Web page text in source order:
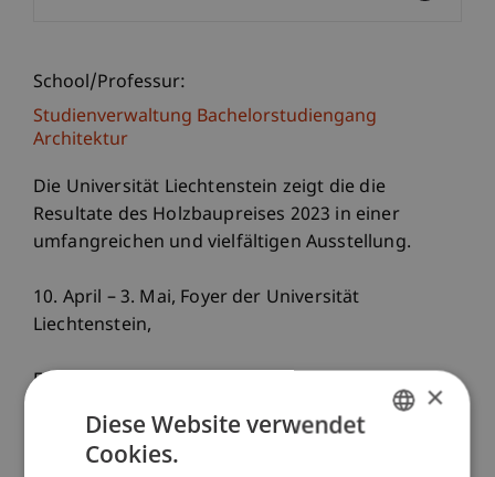
School/Professur:
Studienverwaltung Bachelorstudiengang
Architektur
Die Universität Liechtenstein zeigt die die
Resultate des Holzbaupreises 2023 in einer
umfangreichen und vielfältigen Ausstellung.
10. April – 3. Mai, Foyer der Universität
Liechtenstein,
Eröffnung am 10. April, 18 Uhr mit einer
×
Diese Website verwendet
Cookies.